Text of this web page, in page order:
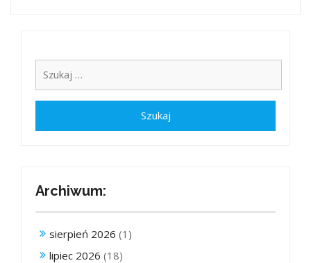
Archiwum:
sierpień 2026 (1)
lipiec 2026 (18)